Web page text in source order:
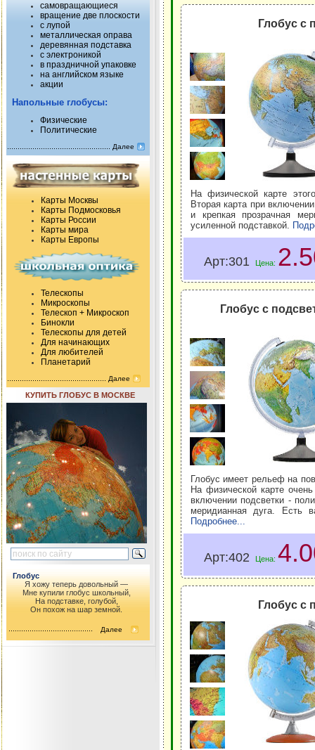
самовращающиеся
вращение две плоскости
с лупой
металлическая оправа
деревянная подставка
с электроникой
в праздничной упаковке
на английском языке
акции
Напольные глобусы:
Физические
Политические
Далее
Карты Москвы
Карты Подмосковья
Карты России
Карты мира
Карты Европы
Телескопы
Микроскопы
Телескоп + Микроскоп
Бинокли
Телескопы для детей
Для начинающих
Для любителей
Планетарий
Далее
КУПИТЬ ГЛОБУС В МОСКВЕ
Глобус
Я хожу теперь довольный —
Мне купили глобус школьный,
На подставке, голубой,
Он похож на шар земной.
Далее
Глобус с
На физической карте
Вторая карта при
и крепкая прозрачная
усиленной подставкой.
Арт:301 Цена:
Глобус с
Глобус имеет рельеф на
На физической карте
включении подсветки -
меридианная дуга. Есть
Подробнее...
Арт:402 Цена:
Глобус с